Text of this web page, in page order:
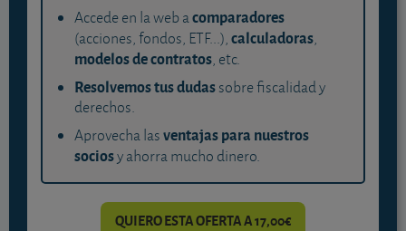
Accede en la web acomparadores
(acciones, fondos, ETF...),calculadoras,
modelos de contratos, etc.
Resolvemos tus dudassobre fiscalidad y
derechos.
Aprovecha lasventajas para nuestros
sociosy ahorra mucho dinero.
QUIERO ESTA OFERTA A 17,00€